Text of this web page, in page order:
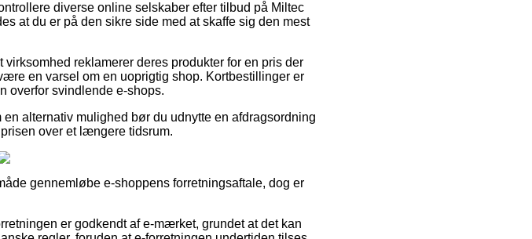
diverse online selskaber efter tilbud på Miltec
at du er på den sikre side med at skaffe sig den mest
reklamerer deres produkter for en pris der
en varsel om en uoprigtig shop. Kortbestillinger er
overfor svindlende e-shops.
alternativ mulighed bør du udnytte en afdragsordning
over et længere tidsrum.
gennemløbe e-shoppens forretningsaftale, dog er
er godkendt af e-mærket, grundet at det kan